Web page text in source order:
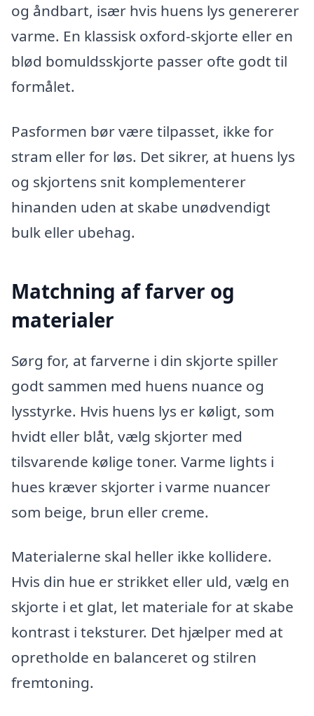
og åndbart, især hvis huens lys genererer
varme. En klassisk oxford-skjorte eller en
blød bomuldsskjorte passer ofte godt til
formålet.
Pasformen bør være tilpasset, ikke for
stram eller for løs. Det sikrer, at huens lys
og skjortens snit komplementerer
hinanden uden at skabe unødvendigt
bulk eller ubehag.
Matchning af farver og
materialer
Sørg for, at farverne i din skjorte spiller
godt sammen med huens nuance og
lysstyrke. Hvis huens lys er køligt, som
hvidt eller blåt, vælg skjorter med
tilsvarende kølige toner. Varme lights i
hues kræver skjorter i varme nuancer
som beige, brun eller creme.
Materialerne skal heller ikke kollidere.
Hvis din hue er strikket eller uld, vælg en
skjorte i et glat, let materiale for at skabe
kontrast i teksturer. Det hjælper med at
opretholde en balanceret og stilren
fremtoning.